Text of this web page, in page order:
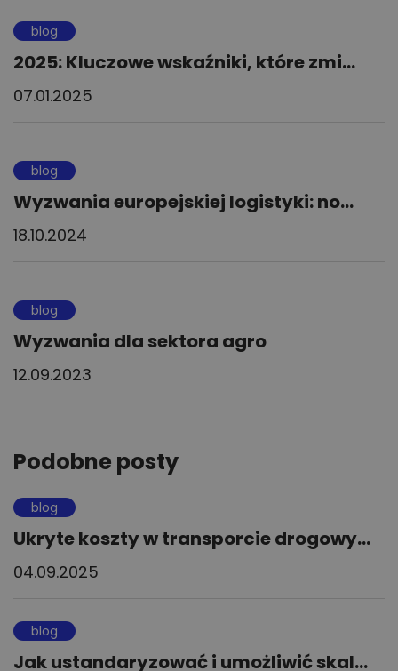
blog
2025: Kluczowe wskaźniki, które zmi...
07.01.2025
blog
Wyzwania europejskiej logistyki: no...
18.10.2024
blog
Wyzwania dla sektora agro
12.09.2023
Podobne posty
blog
Ukryte koszty w transporcie drogowy...
04.09.2025
blog
Jak ustandaryzować i umożliwić skal...